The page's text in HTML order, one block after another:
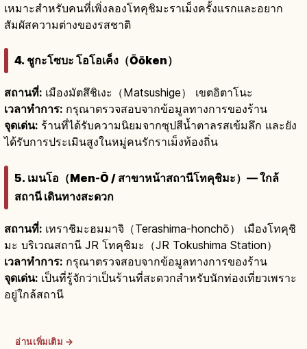
เหมาะสำหรับคนที่เพิ่งลองโทคุชิมะราเม็งครั้งแรกและอยาก
สัมผัสความต่างของรสชาติ
4. ชูกะโซบะ โอโอเค็ง（Ōōken）
สถานที่: เมืองมัตสึชิเงะ（Matsushige） เขตอิตาโนะ
เวลาทำการ: กรุณาตรวจสอบจากข้อมูลทางการของร้าน
จุดเด่น: ร้านที่ได้รับความนิยมจากซุปสีน้ำตาลรสเข้มลึก และยัง
ได้รับการประเมินสูงในหมู่คนรักราเม็งท้องถิ่น
5. เมนโอ（Men-Ō / สาขาหน้าสถานีโทคุชิมะ）— ใกล้
สถานี เดินทางสะดวก
สถานที่: เทราชิมะฮมมาจิ（Terashima-honchō） เมืองโทคุชิ
มะ บริเวณสถานี JR โทคุชิมะ（JR Tokushima Station）
เวลาทำการ: กรุณาตรวจสอบจากข้อมูลทางการของร้าน
จุดเด่น: เป็นที่รู้จักว่าเป็นร้านที่สะดวกสำหรับนักท่องเที่ยวเพราะ
อยู่ใกล้สถานี
อ่านเพิ่มเติม →